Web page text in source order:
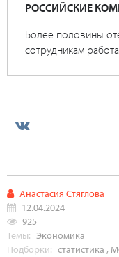
РОССИЙСКИЕ
Более половины
сотрудникам
Анастасия Стяглова
12.04.2024
925
Темы: Экономика
Подборки: статистика ,